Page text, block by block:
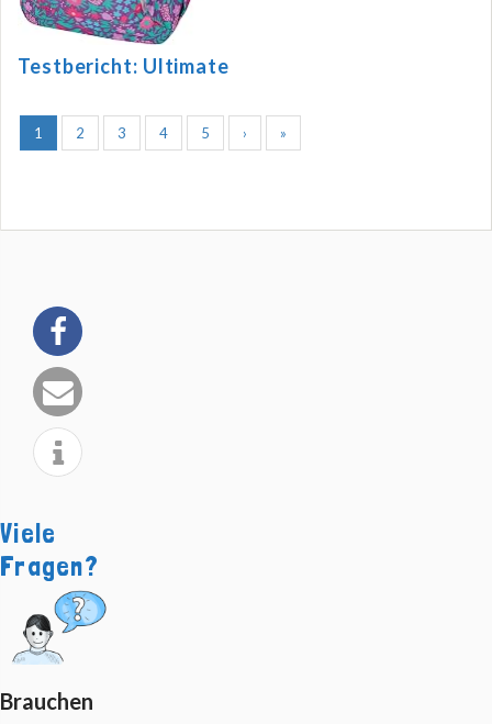
Testbericht: Ultimate
1 2 3 4 5 › »
Viele
Fragen?
Brauchen